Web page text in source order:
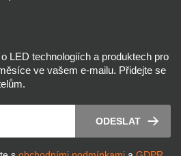
LED technologiích a produktech pro
ve vašem e-mailu. Přidejte se
ODESLAT